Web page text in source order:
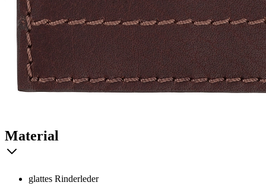
Material
glattes Rinderleder